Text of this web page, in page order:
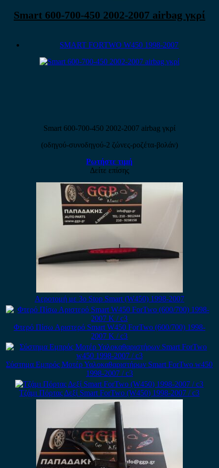
Smart 600-700-450 2002-2007 airbag γκρί
SMART FORTWO W450 1998-2007
Smart 600-700-450 2002-2007 airbag γκρί
(οδηγού-συνοδηγού-2 ζώνες-ροζέτα-βολάν)
Ρωτήστε τιμή
Δείτε επίσης
Αεροτομή με 3ο Stop Smart (W450) 1998-2007
Φτερό Πίσω Αριστερό Smart W450 ForTwo (600/700) 1998-
2007 Κ / c3
Σύστημα Εμπρός Μοτέρ Υαλοκαθαριστήρων Smart ForTwo w450
1998-2007 / c3
Τζάμι Πόρτας Δεξί Smart ForTwo (W450) 1998-2007 / c3